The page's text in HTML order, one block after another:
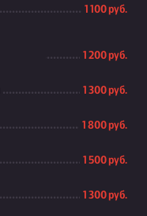
1 100 руб.
1 200 руб.
1 300 руб.
1 800 руб.
1 500 руб.
1 300 руб.